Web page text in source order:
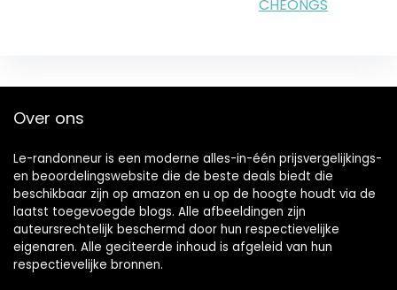
CHEONGS
Over ons
Le-randonneur is een moderne alles-in-één prijsvergelijkings-
en beoordelingswebsite die de beste deals biedt die
beschikbaar zijn op amazon en u op de hoogte houdt via de
laatst toegevoegde blogs. Alle afbeeldingen zijn
auteursrechtelijk beschermd door hun respectievelijke
eigenaren. Alle geciteerde inhoud is afgeleid van hun
respectievelijke bronnen.